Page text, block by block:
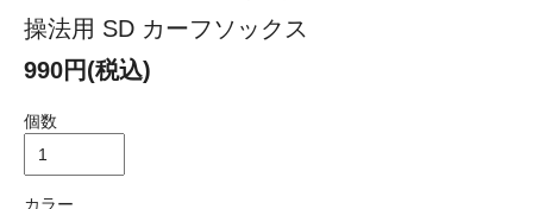
操法用 SD カーフソックス
990円(税込)
個数
カラー